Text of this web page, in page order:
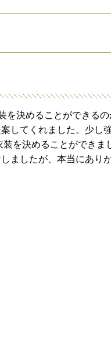
決めることができる
してくれました。少し
を決めることができ
ましたが、本当にあり